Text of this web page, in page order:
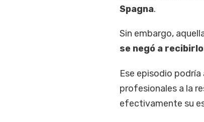
Spagna.
Sin embargo,
se negó a
Ese episodio
profesionales a la
efectivamente su